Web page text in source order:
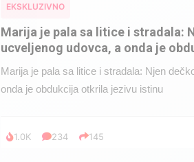
EKSKLUZIVNO
Marija je pala sa litice i stradala:
ucveljenog udovca, a onda je
Marija je pala sa litice i stradala: Njen
onda je obdukcija otkrila jezivu istinu
1.0K 234 145